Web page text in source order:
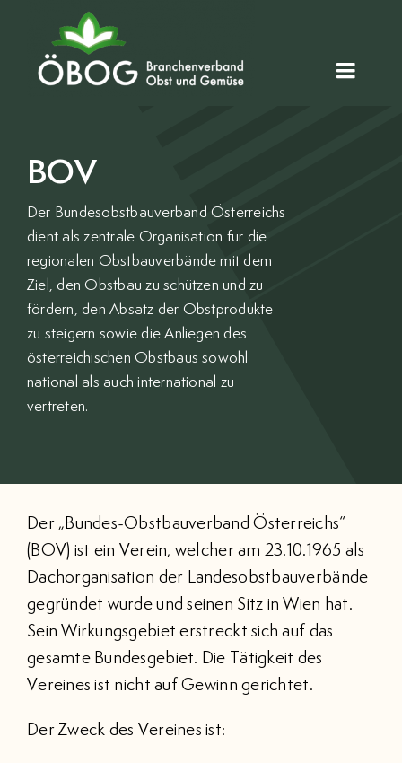
springen
ÜBER UNS
MITGLIEDER
AKTUELLES
REGIONAL
MITGLIEDERBEREICH
nach:
BOV
Der Bundesobstbauverband Österreichs
dient als zentrale Organisation für die
regionalen Obstbauverbände mit dem
Ziel, den Obstbau zu schützen und zu
fördern, den Absatz der Obstprodukte
zu steigern sowie die Anliegen des
österreichischen Obstbaus sowohl
national als auch international zu
vertreten.
Der „Bundes-Obstbauverband Österreichs“
(BOV) ist ein Verein, welcher am 23.10.1965 als
Dachorganisation der Landesobstbauverbände
gegründet wurde und seinen Sitz in Wien hat.
Sein Wirkungsgebiet erstreckt sich auf das
gesamte Bundesgebiet. Die Tätigkeit des
Vereines ist nicht auf Gewinn gerichtet.
Der Zweck des Vereines ist: